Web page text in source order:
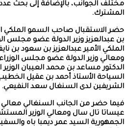
مختلف الجوانب، بالإضافة إلى بحث
المشترك.
حضر الاستقبال صاحب السمو الملكي
بن عبدالعزيز وزير الدولة عضو مجلس
الملكي الأمير عبدالعزيز بن سعود بن
ومعالي وزير الدولة عضو مجلس
الدكتور مساعد بن محمد العيبان الوزير
السياحة الأستاذ أحمد بن عقيل
الشريفين لدى السنغال سعد النفيعي.
فيما حضر من الجانب السنغالي معالي
عيساتا تال سال ومعالي الوزير
الجمهورية السيد عمر ديمبا باه